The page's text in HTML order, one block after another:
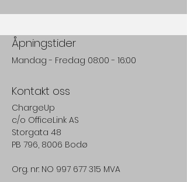
Åpningstider
Mandag - Fredag 08:00 - 16:00
Kontakt oss
ChargeUp
c/o OfficeLink AS
Storgata 48
PB 796, 8006 Bodø
Org. nr: NO 997 677 315 MVA